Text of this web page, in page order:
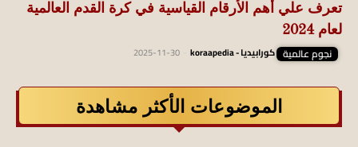
تعرف علي أهم الأرقام القياسية في كرة القدم العالمية
لعام 2024
نجوم عالمية كورابيديا - koraapedia 2025-11-30
الموضوعات الأكثر مشاهدة